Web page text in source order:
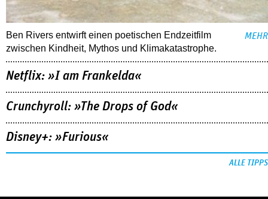
Ben Rivers entwirft einen poetischen Endzeitfilm
zwischen Kindheit, Mythos und Klimakatastrophe.
MEHR
Netflix: »I am Frankelda«
Crunchyroll: »The Drops of God«
Disney+: »Furious«
ALLE TIPPS